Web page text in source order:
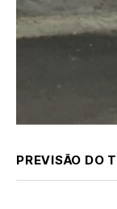
PREVISÃO DO